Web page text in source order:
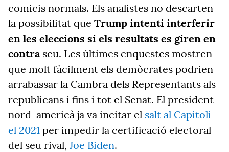
comicis normals. Els analistes no descarten
la possibilitat que Trump intenti interferir
en les eleccions si els resultats es giren en
contra seu. Les últimes enquestes mostren
que molt fàcilment els demòcrates podrien
arrabassar la Cambra dels Representants als
republicans i fins i tot el Senat. El president
nord-americà ja va incitar el salt al Capitoli
el 2021 per impedir la certificació electoral
del seu rival, Joe Biden.